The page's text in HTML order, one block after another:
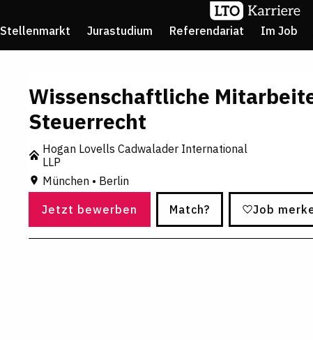
Stellenmarkt Jurastudium Referendariat Im Job
Wissenschaftliche
Steuerrecht
Hogan Lovells Cadwalader International
LLP
München • Berlin
Jetzt bewerben Match? Job